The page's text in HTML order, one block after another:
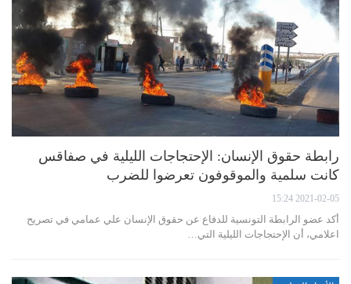
رابطة حقوق الإنسان: الإحتجاجات الليلية في صفاقس
كانت سلمية والموقوفون تعرضوا للضرب
2021-02-05 15:24
أكد عضو الرابطة التونسية للدفاع عن حقوق الإنسان علي عمامي في تصريح
اعلامي، أن الإحتجاجات الليلية التي…